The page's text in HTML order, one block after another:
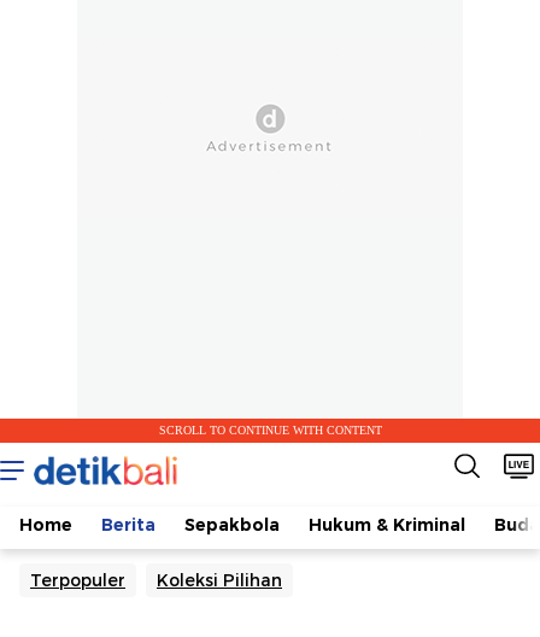
SCROLL TO CONTINUE WITH CONTENT
Home Berita Sepakbola Hukum & Kriminal
Terpopuler Koleksi Pilihan